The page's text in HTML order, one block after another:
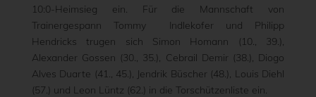
10:0-Heimsieg ein. Für die Mannschaft von
Trainergespann Tommy Indlekofer und Philipp
Hendricks trugen sich Simon Homann (10., 39.),
Alexander Gossen (30., 35.), Cebrail Demir (38.), Diogo
Alves Duarte (41., 45.), Jendrik Büscher (48.), Louis Diehl
(57.) und Leon Lüntz (62.) in die Torschützenliste ein.